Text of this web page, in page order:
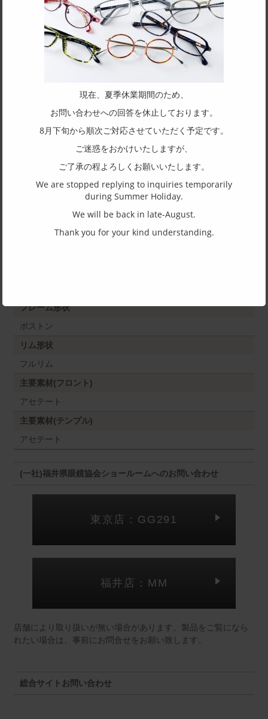
フレーム形状
ボストン
リム形状
フルリム
主要素材(フロント)
アセテート
主要素材(テンプル)
アセテート
(一社)福井県眼鏡協会ショールームへのお問い合わせ
東京店：GG291
福井店：MM
店舗により取り扱いが無い場合があります。製品をご覧になら
れたい場合は、事前にお問合せをお願い致します。
総合サイトお問い合わせ
現在、夏季休業期間のため、
お問い合わせへの回答を休止しております。
8月下旬から順次ご対応させていただく予定です。
ご迷惑をおかけいたしますが、
ご了承の程よろしくお願いいたします。
We are stopped replying to inquiries temporarily
during Summer Holiday.
We will be back in late-August.
Thank you for your kind understanding.